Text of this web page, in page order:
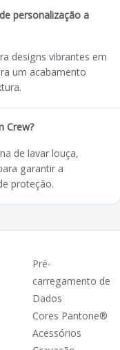
personalização a
designs vibrantes em
um acabamento
Crew?
de lavar louça,
garantir a
proteção.
Pré-
carregamento de
Dados
Cores Pantone®
Acessórios